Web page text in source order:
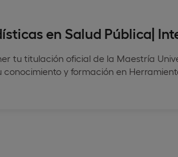
en Salud Pública|
tu titulación oficial de la Maestría
y formación en